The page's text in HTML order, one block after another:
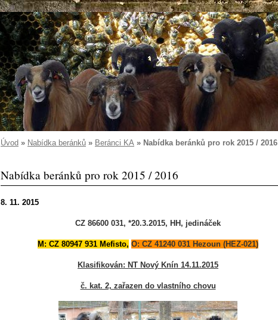
Úvod » Nabídka beránků » Beránci KA » Nabídka beránků pro rok 2015 / 2016
Nabídka beránků pro rok 2015 / 2016
8. 11. 2015
CZ 86600 031, *20.3.2015, HH, jedináček
M: CZ 80947 931 Mefisto, O: CZ 41240 031 Hezoun (HEZ-021)
Klasifikován: NT Nový Knín 14.11.2015
č. kat. 2, zařazen do vlastního chovu